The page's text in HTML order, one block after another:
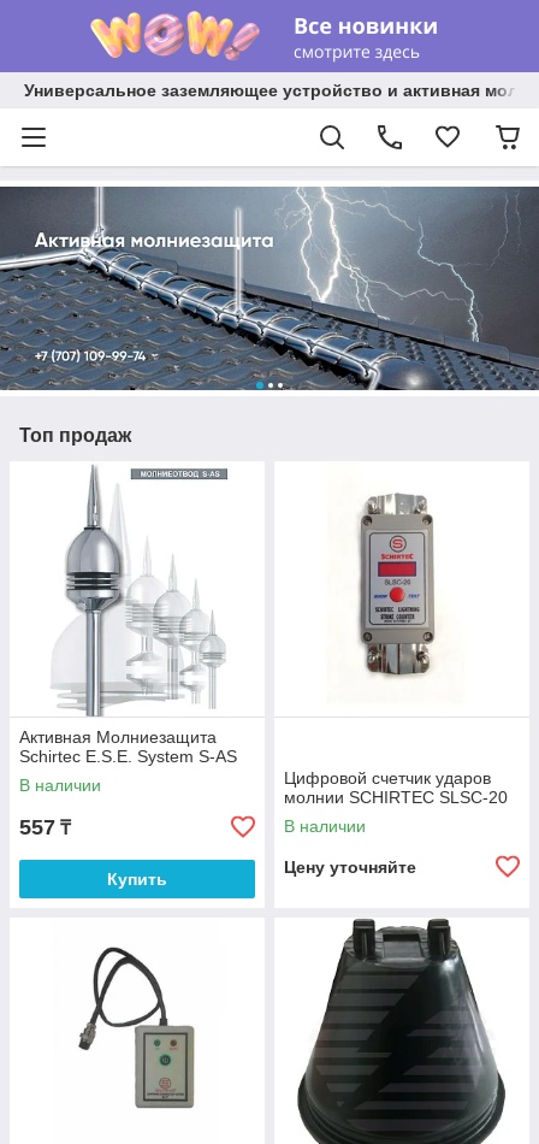
Универсальное заземляющее устройство и активная
Топ продаж
Активная Молниезащита
Schirtec E.S.E. System S-AS
В наличии
557 ₸
Купить
Цифровой счетчик ударов
молнии SCHIRTEC SLSC-20
В наличии
Цену уточняйте